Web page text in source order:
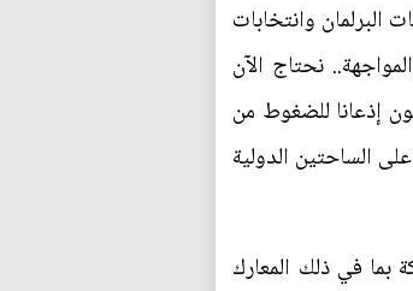
وانتخابات
نحتاج الآن
إذعانا للضغوط من
الساحتين الدولية
بما في ذلك المعارك